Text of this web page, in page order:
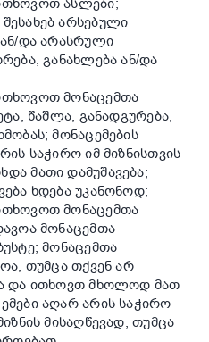
ასლები;
არსებული
და არასრული
განახლება ან/და
მონაცემთა
წაშლა, განადგურება,
მონაცემების
საჭირო იმ მიზნისთვის
მათი დამუშავება;
ხდება უკანონოდ;
მონაცემთა
მონაცემთა
მონაცემთა
თუმცა თქვენ არ
და ითხოვთ მხოლოდ მათ
აღარ არის საჭირო
მისაღწევად, თუმცა